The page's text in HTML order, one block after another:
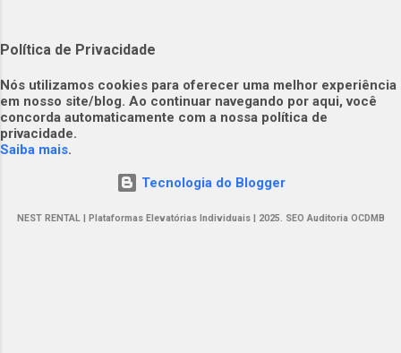
Política de Privacidade
​​Nós utilizamos cookies para oferecer uma melhor experiência
em nosso site/blog. Ao continuar navegando por aqui, você
concorda automaticamente com a nossa política de
privacidade.​
Saiba mais.
Tecnologia do Blogger
NEST RENTAL | Plataformas Elevatórias Individuais | 2025. SEO Auditoria OCDMB